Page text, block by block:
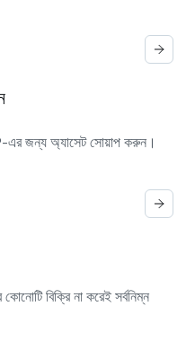
এর জন্য অ্যাসেট সোয়াপ করুন।
বিক্রি না করেই সর্বনিম্ন